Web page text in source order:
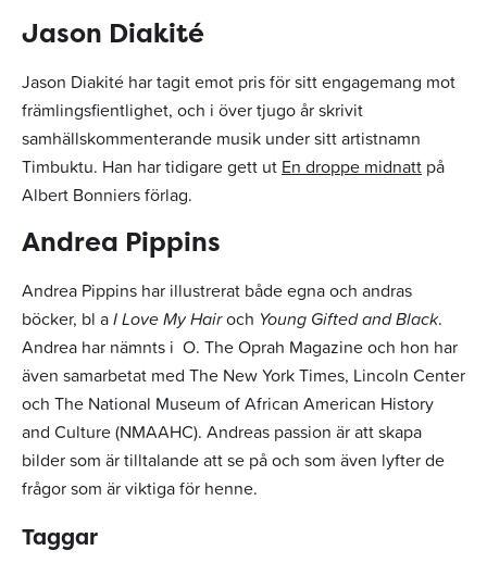
Jason Diakité
Jason Diakité har tagit emot pris för sitt engagemang mot
främlingsfientlighet, och i över tjugo år skrivit
samhällskommenterande musik under sitt artistnamn
Timbuktu. Han har tidigare gett ut En droppe midnatt på
Albert Bonniers förlag.
Andrea Pippins
Andrea Pippins har illustrerat både egna och andras
böcker, bl aI Love My Hairoch Young Gifted and Black.
Andrea har nämnts i O. The Oprah Magazine och hon har
även samarbetat med The New York Times, Lincoln Center
och The National Museum of African American History
and Culture (NMAAHC). Andreas passion är att skapa
bilder som är tilltalande att se på och som även lyfter de
frågor som är viktiga för henne.
Taggar